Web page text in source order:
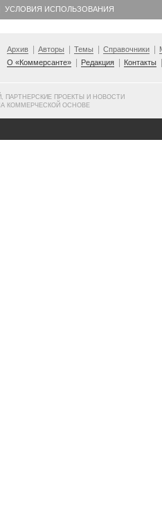
УСЛОВИЯ ИСПОЛЬЗОВАНИЯ
Архив Авторы Темы Справочники
О «Коммерсанте»
Редакция Контакты
ПАРТНЕРСКИЕ ПРОЕКТЫ И НОВОСТИ
КОММЕРЧЕСКОЙ ОСНОВЕ